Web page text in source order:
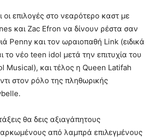
οι επιλογές στο νεαρότερο καστ με
και Zac Efron να δίνουν ρέστα σαν
Penny και τον ωραιοπαθή Link (ειδικά
το νέο teen idol μετά την επιτυχία του
Musical), και τέλος η Queen Latifah
στον ρόλο της πληθωρικής
θα δεις αξιαγάπητους
από λαμπρά επιλεγμένους